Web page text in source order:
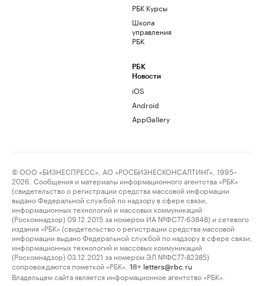
РБК Курсы
Школа
управления
РБК
РБК
Новости
iOS
Android
AppGallery
© ООО «БИЗНЕСПРЕСС», АО «РОСБИЗНЕСКОНСАЛТИНГ», 1995–
2026. Сообщения и материалы информационного агентства «РБК»
(свидетельство о регистрации средства массовой информации
выдано Федеральной службой по надзору в сфере связи,
информационных технологий и массовых коммуникаций
(Роскомнадзор) 09.12.2015 за номером ИА №ФС77-63848) и сетевого
издания «РБК» (свидетельство о регистрации средства массовой
информации выдано Федеральной службой по надзору в сфере связи,
информационных технологий и массовых коммуникаций
(Роскомнадзор) 03.12.2021 за номером ЭЛ №ФС77-82385)
сопровождаются пометкой «РБК».
18+ letters@rbc.ru
Владельцем сайта является информационное агентство «РБК».